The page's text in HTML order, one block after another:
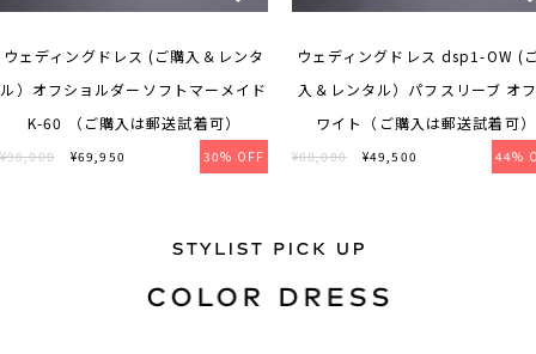
ウェディングドレス (ご購入＆レンタ
ル）オフショルダーソフトマーメイド
K-60 （ご購入は郵送試着可）
¥98,000 ¥69,950 30% OFF
ウェディングドレス dsp1-OW (
入＆レンタル）パフスリーブ オ
ワイト（ご購入は郵送試着可）
¥88,000 ¥49,500 44%